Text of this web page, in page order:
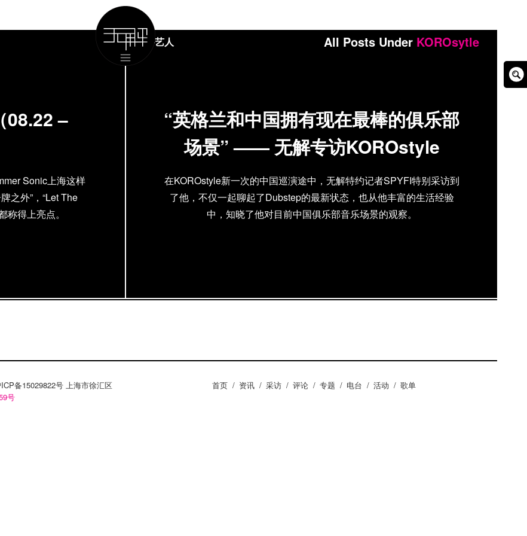
All Posts Under KOROsytle
08.22 –
Sonic上海这样
之外”，“Let The
得上亮点。
“英格兰和中国拥有现在最棒的俱乐部
场景” —— 无解专访KOROstyle
在KOROstyle新一次的中国巡演途中，无解特约记者SPYFI特别采访到
了他，不仅一起聊起了Dubstep的最新状态，也从他丰富的生活经验
中，知晓了他对目前中国俱乐部音乐场景的观察。
国外艺人
备15029822号 上海市徐汇区
号
首页 / 资讯 / 采访 / 评论 / 专题 / 电台 / 活动 / 歌单